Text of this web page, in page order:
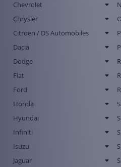
Chevrolet
Chrysler
Citroen / DS Automobiles
Dacia
Dodge
Fiat
Ford
Honda
Hyundai
Infiniti
Isuzu
Jaguar